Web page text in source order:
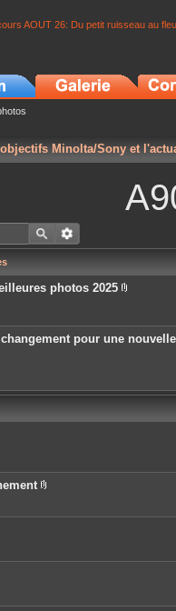
AOUT 26: Du petit ruisseau au
Minolta/Sony et
photos 2025
c
e
n
pour une nouvelle
è
j
t